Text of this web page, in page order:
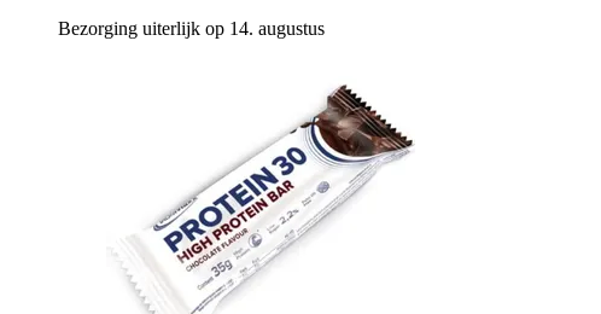
Bezorging uiterlijk op 14. augustus